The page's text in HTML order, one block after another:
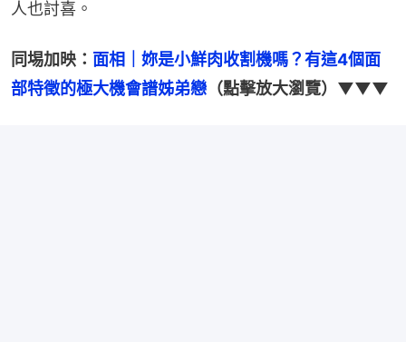
人也討喜。
同埸加映： 面相｜妳是小鮮肉收割機嗎？有這4個面
部特徵的極大機會譜姊弟戀 （點擊放大瀏覽）▼▼▼